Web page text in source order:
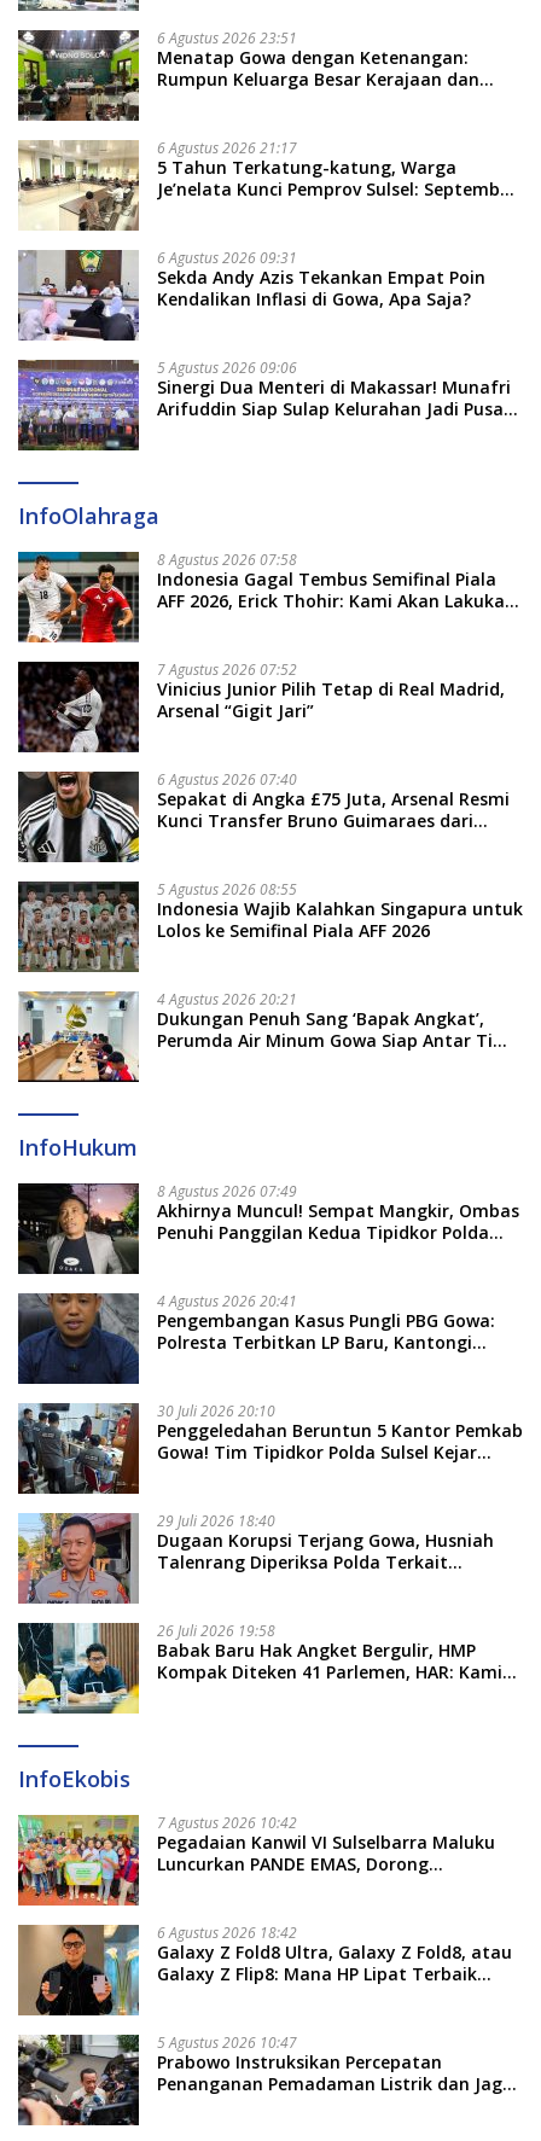
6 Agustus 2026 23:51
Menatap Gowa dengan Ketenangan:
Rumpun Keluarga Besar Kerajaan dan
Soal Adat dan Adab
6 Agustus 2026 21:17
5 Tahun Terkatung-katung, Warga
Je’nelata Kunci Pemprov Sulsel: September
6 Agustus 2026 09:31
Sekda Andy Azis Tekankan Empat Poin
Kendalikan Inflasi di Gowa, Apa Saja?
5 Agustus 2026 09:06
Sinergi Dua Menteri di Makassar! Munafri
Arifuddin Siap Sulap Kelurahan Jadi Pusat
InfoOlahraga
8 Agustus 2026 07:58
Indonesia Gagal Tembus Semifinal Piala
AFF 2026, Erick Thohir: Kami Akan Lakukan
7 Agustus 2026 07:52
Vinicius Junior Pilih Tetap di Real Madrid,
Arsenal “Gigit Jari”
6 Agustus 2026 07:40
Sepakat di Angka £75 Juta, Arsenal Resmi
Kunci Transfer Bruno Guimaraes dari
5 Agustus 2026 08:55
Indonesia Wajib Kalahkan Singapura untuk
Lolos ke Semifinal Piala AFF 2026
4 Agustus 2026 20:21
Dukungan Penuh Sang ‘Bapak Angkat’,
Perumda Air Minum Gowa Siap Antar Tim
InfoHukum
8 Agustus 2026 07:49
Akhirnya Muncul! Sempat Mangkir, Ombas
Penuhi Panggilan Kedua Tipidkor Polda
4 Agustus 2026 20:41
Pengembangan Kasus Pungli PBG Gowa:
Polresta Terbitkan LP Baru, Kantongi
30 Juli 2026 20:10
Penggeledahan Beruntun 5 Kantor Pemkab
Gowa! Tim Tipidkor Polda Sulsel Kejar
29 Juli 2026 18:40
Dugaan Korupsi Terjang Gowa, Husniah
Talenrang Diperiksa Polda Terkait
26 Juli 2026 19:58
​Babak Baru Hak Angket Bergulir, HMP
Kompak Diteken 41 Parlemen, HAR: Kami
InfoEkobis
7 Agustus 2026 10:42
Pegadaian Kanwil VI Sulselbarra Maluku
Luncurkan PANDE EMAS, Dorong
6 Agustus 2026 18:42
Galaxy Z Fold8 Ultra, Galaxy Z Fold8, atau
Galaxy Z Flip8: Mana HP Lipat Terbaik
5 Agustus 2026 10:47
Prabowo Instruksikan Percepatan
Penanganan Pemadaman Listrik dan Jaga